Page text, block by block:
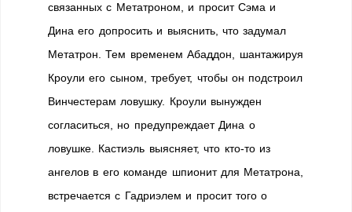
связанных с Метатроном, и просит Сэма и
Дина его допросить и выяснить, что задумал
Метатрон. Тем временем Абаддон, шантажируя
Кроули его сыном, требует, чтобы он подстроил
Винчестерам ловушку. Кроули вынужден
согласиться, но предупреждает Дина о
ловушке. Кастиэль выясняет, что кто-то из
ангелов в его команде шпионит для Метатрона,
встречается с Гадриэлем и просит того о